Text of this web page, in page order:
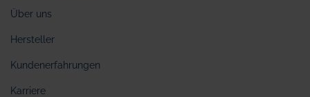
Über uns
Hersteller
Kundenerfahrungen
Karriere